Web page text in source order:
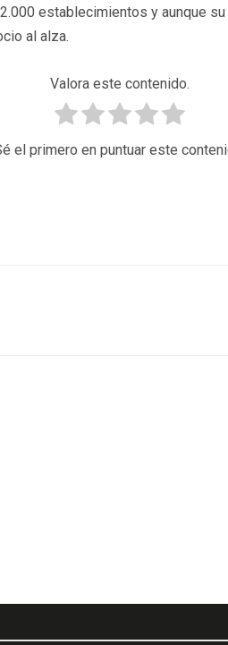
establecimientos y aunque
al alza.
Valora este contenido.
el primero en puntuar este